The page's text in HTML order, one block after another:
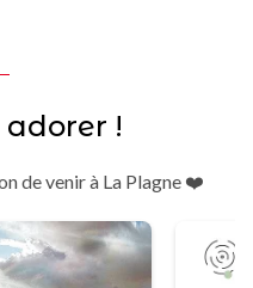
adorer !
de venir à La Plagne ❤️